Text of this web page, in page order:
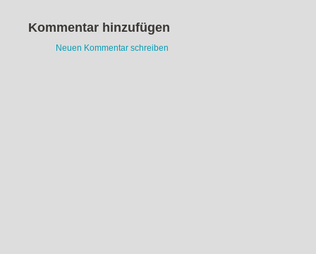
Kommentar hinzufügen
Neuen Kommentar schreiben